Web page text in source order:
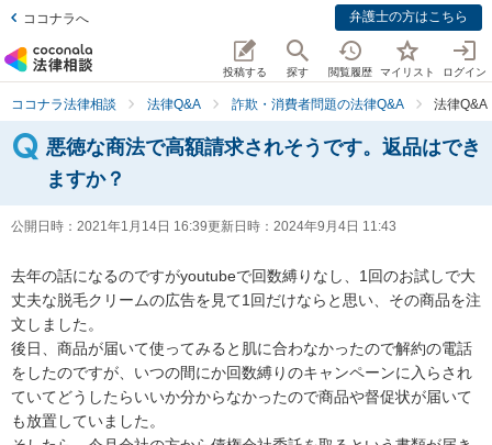
ココナラへ 弁護士の方はこちら
投稿する 探す 閲覧履歴 マイリスト ログイン
ココナラ法律相談 法律Q&A 詐欺・消費者問題の法律Q&A 法律Q&A
悪徳な商法で高額請求されそうです。返品はでき
ますか？
公開日時： 2021年1月14日 16:39更新日時： 2024年9月4日 11:43
去年の話になるのですがyoutubeで回数縛りなし、1回のお試しで大
丈夫な脱毛クリームの広告を見て1回だけならと思い、その商品を注
文しました。
後日、商品が届いて使ってみると肌に合わなかったので解約の電話
をしたのですが、いつの間にか回数縛りのキャンペーンに入らされ
ていてどうしたらいいか分からなかったので商品や督促状が届いて
も放置していました。